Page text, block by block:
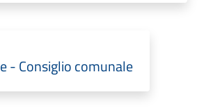
- Consiglio comunale